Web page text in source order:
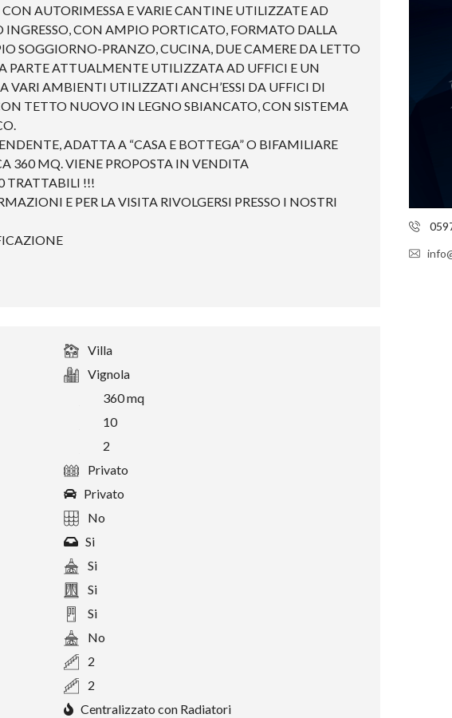
AUTORIMESSA E VARIE CANTINE UTILIZZATE AD
CON AMPIO PORTICATO, FORMATO DALLA
SOGGIORNO-PRANZO, CUCINA, DUE CAMERE DA LETTO
ATTUALMENTE UTILIZZATA AD UFFICI E UN
AMBIENTI UTILIZZATI ANCH’ESSI DA UFFICI DI
TETTO NUOVO IN LEGNO SBIANCATO, CON SISTEMA
ADATTA A “CASA E BOTTEGA” O BIFAMILIARE
360 MQ. VIENE PROPOSTA IN VENDITA
TRATTABILI !!!
E PER LA VISITA RIVOLGERSI PRESSO I NOSTRI
Villa
Vignola
360 mq
10
2
Privato
Privato
No
Si
Si
Si
Si
No
2
2
Centralizzato con Radiatori